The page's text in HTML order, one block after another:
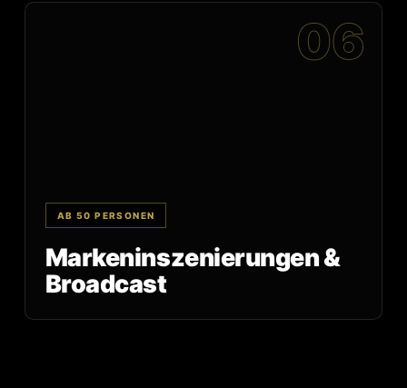
06
AB 50 PERSONEN
Markeninszenierungen &
Broadcast